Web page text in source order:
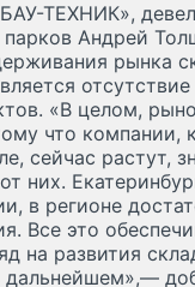
ТЕХНИК»,
Андрей
рынка
«В целом,
что компании,
сейчас растут,
них.
в регионе
Все это
на развития